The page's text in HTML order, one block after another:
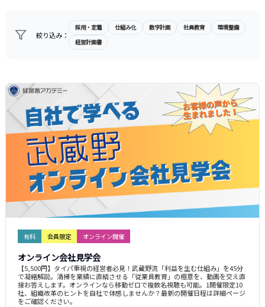
絞り込み：
採用・定着 仕組み化 数字計画 社員教育
環境整備
経営計画書
有料 会員限定 オンライン開催
オンライン会社見学会
【5,500円】タイパ重視の経営者必見！武蔵野流「利益を生む仕組み」を45分
で凝縮解説。清掃を業績に直結させる「従業員教育」の極意を、動画を交え直
接お答えします。オンラインなら移動ゼロで複数名視聴も可能。1開催限定10
社、組織改革のヒントを自社で体感しませんか？最新の開催日程は詳細ページ
をご確認ください。